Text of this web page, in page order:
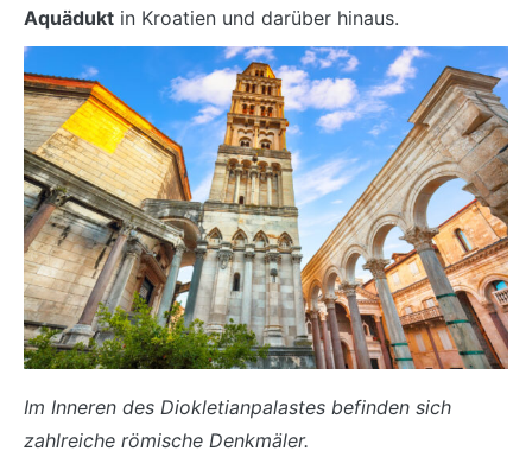
Aquädukt in Kroatien und darüber hinaus.
Im Inneren des Diokletianpalastes befinden sich
zahlreiche römische Denkmäler.